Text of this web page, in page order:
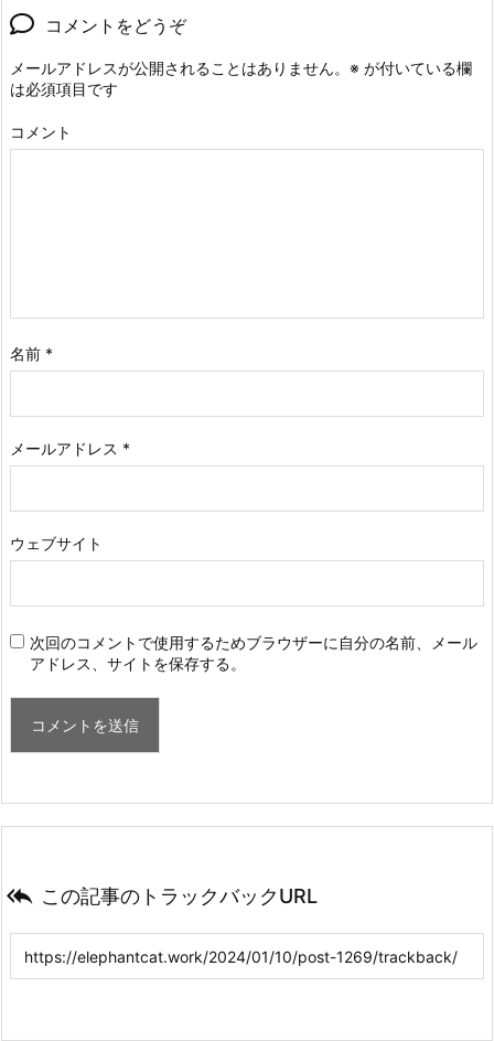
コメントをどうぞ
メールアドレスが公開されることはありません。 ※ が付いている欄
は必須項目です
コメント
名前 *
メールアドレス *
ウェブサイト
次回のコメントで使用するためブラウザーに自分の名前、メール
アドレス、サイトを保存する。
 この記事のトラックバックURL